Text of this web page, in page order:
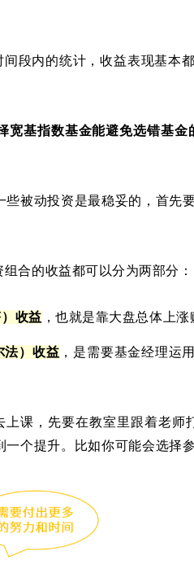
段内的统计，收益表现基本
宽基指数基金能避免选错基金
被动投资是最稳妥的，首先
合的收益都可以分为两部分：
收益 ，也就是靠大盘总体上涨
法）收益 ，是需要基金经理运
上课，先要在教室里跟着老师
一个提升。比如你可能会选择